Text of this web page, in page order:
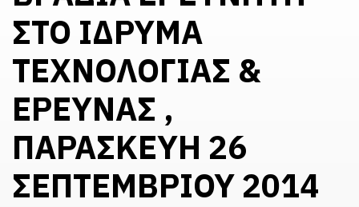
ΣΤΟ ΙΔΡΥΜΑ
ΤΕΧΝΟΛΟΓΙΑΣ &
ΕΡΕΥΝΑΣ ,
ΠΑΡΑΣΚΕΥΗ 26
ΣΕΠΤΕΜΒΡΙΟΥ 2014